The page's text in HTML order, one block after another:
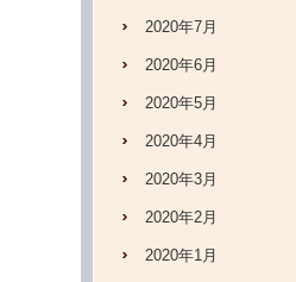
2020年7月
2020年6月
2020年5月
2020年4月
2020年3月
2020年2月
2020年1月